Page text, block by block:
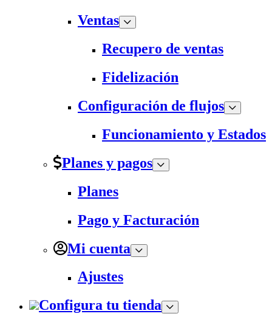
Ventas
Recupero de ventas
Fidelización
Configuración de flujos
Funcionamiento y Estados
Planes y pagos
Planes
Pago y Facturación
Mi cuenta
Ajustes
Configura tu tienda